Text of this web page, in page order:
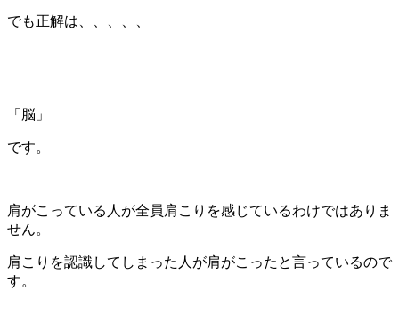
でも正解は、、、、、
「脳」
です。
肩がこっている人が全員肩こりを感じているわけではありま
せん。
肩こりを認識してしまった人が肩がこったと言っているので
す。